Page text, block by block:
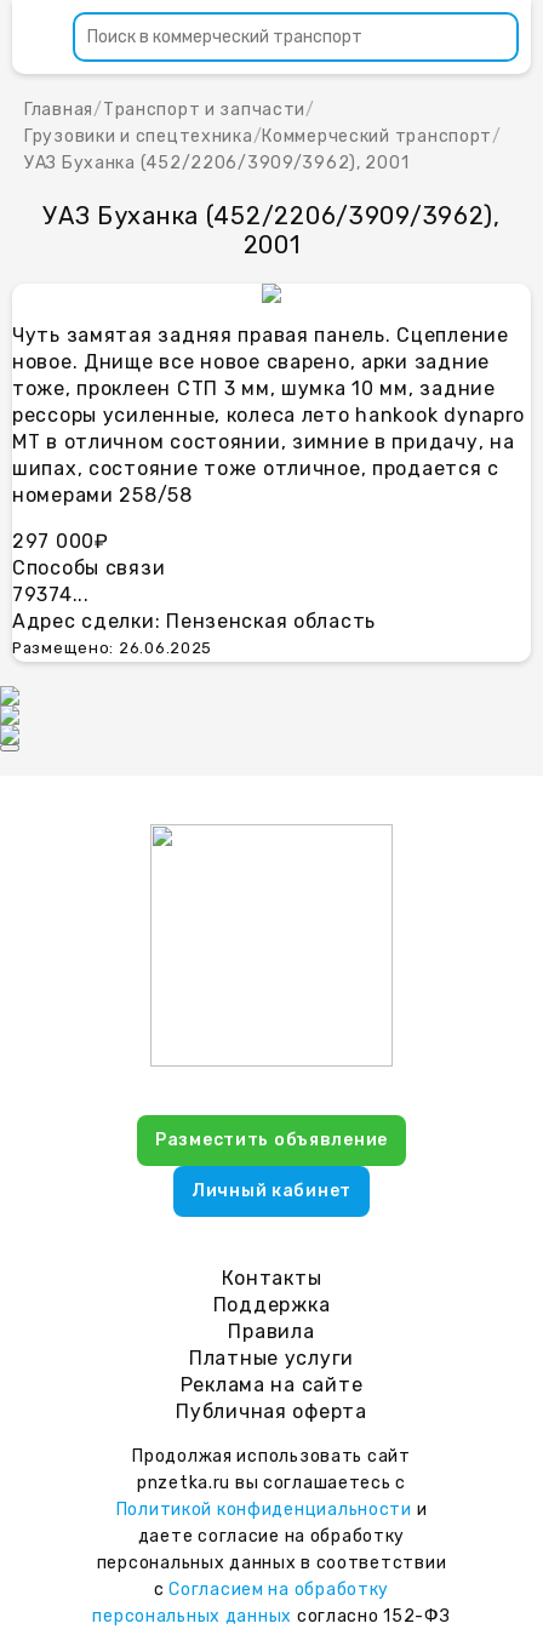
Главная/Транспорт и запчасти/
Грузовики и спецтехника/Коммерческий транспорт/
УАЗ Буханка (452/2206/3909/3962), 2001
УАЗ Буханка (452/2206/3909/3962),
2001
Чуть замятая задняя правая панель. Сцепление
новое. Днище все новое сварено, арки задние
тоже, проклеен СТП 3 мм, шумка 10 мм, задние
рессоры усиленные, колеса лето hankook dynapro
MT в отличном состоянии, зимние в придачу, на
шипах, состояние тоже отличное, продается с
номерами 258/58
297 000₽
Способы связи
79374...
Адрес сделки: Пензенская область
Размещено: 26.06.2025
Контакты
Поддержка
Правила
Платные услуги
Реклама на сайте
Публичная оферта
Продолжая использовать сайт
pnzetka.ru вы соглашаетесь с
Политикой конфиденциальности и
даете согласие на обработку
персональных данных в соответствии
сСогласием на обработку
персональных данных согласно 152-ФЗ
Разместить объявление
Личный кабинет